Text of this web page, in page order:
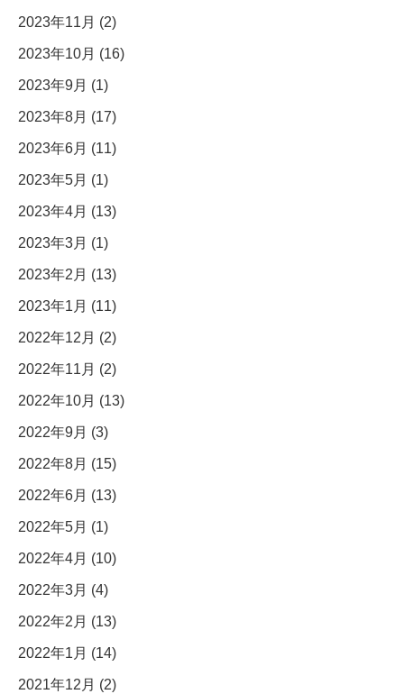
2023年11月 (2)
2023年10月 (16)
2023年9月 (1)
2023年8月 (17)
2023年6月 (11)
2023年5月 (1)
2023年4月 (13)
2023年3月 (1)
2023年2月 (13)
2023年1月 (11)
2022年12月 (2)
2022年11月 (2)
2022年10月 (13)
2022年9月 (3)
2022年8月 (15)
2022年6月 (13)
2022年5月 (1)
2022年4月 (10)
2022年3月 (4)
2022年2月 (13)
2022年1月 (14)
2021年12月 (2)